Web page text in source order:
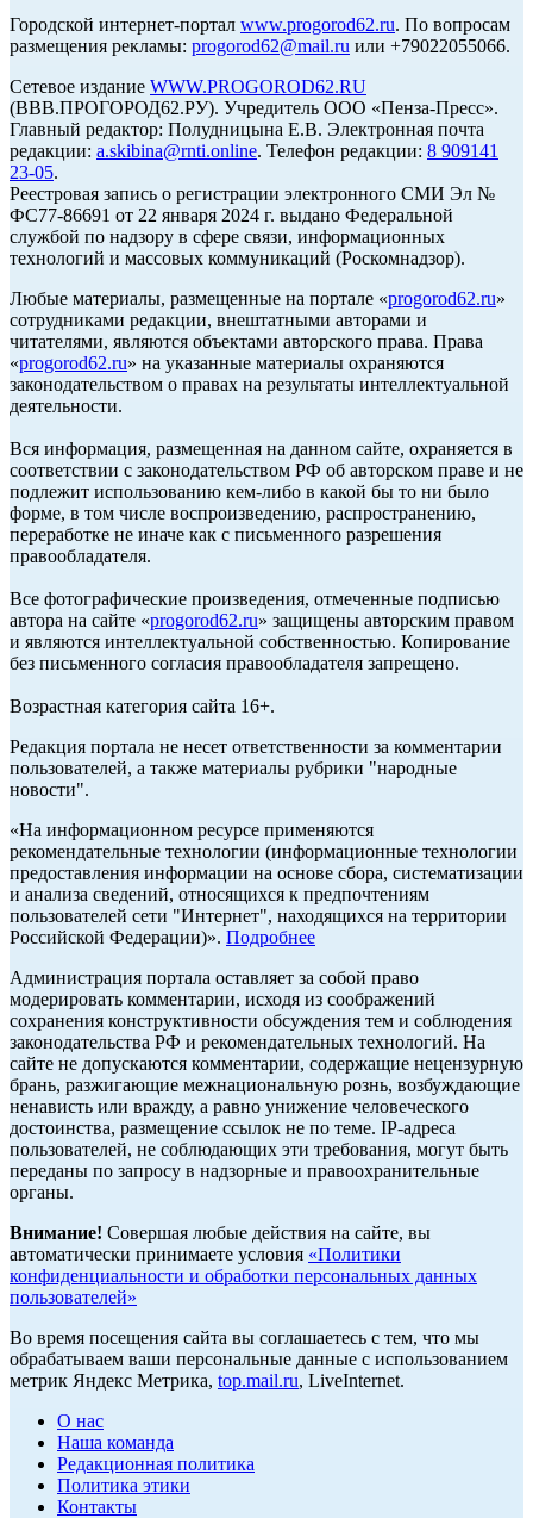
Городской интернет-портал www.progorod62.ru. По вопросам
размещения рекламы: progorod62@mail.ru или +79022055066.
Сетевое издание WWW.PROGOROD62.RU
(ВВВ.ПРОГОРОД62.РУ). Учредитель ООО «Пенза-Пресс».
Главный редактор: Полудницына Е.В. Электронная почта
редакции: a.skibina@rnti.online. Телефон редакции: 8 909141
23-05.
Реестровая запись о регистрации электронного СМИ Эл №
ФС77-86691 от 22 января 2024 г. выдано Федеральной
службой по надзору в сфере связи, информационных
технологий и массовых коммуникаций (Роскомнадзор).
Любые материалы, размещенные на портале «progorod62.ru»
сотрудниками редакции, внештатными авторами и
читателями, являются объектами авторского права. Права
«progorod62.ru» на указанные материалы охраняются
законодательством о правах на результаты интеллектуальной
деятельности.
Вся информация, размещенная на данном сайте, охраняется в
соответствии с законодательством РФ об авторском праве и не
подлежит использованию кем-либо в какой бы то ни было
форме, в том числе воспроизведению, распространению,
переработке не иначе как с письменного разрешения
правообладателя.
Все фотографические произведения, отмеченные подписью
автора на сайте «progorod62.ru» защищены авторским правом
и являются интеллектуальной собственностью. Копирование
без письменного согласия правообладателя запрещено.
Возрастная категория сайта 16+.
Редакция портала не несет ответственности за комментарии
пользователей, а также материалы рубрики "народные
новости".
«На информационном ресурсе применяются
рекомендательные технологии (информационные технологии
предоставления информации на основе сбора, систематизации
и анализа сведений, относящихся к предпочтениям
пользователей сети "Интернет", находящихся на территории
Российской Федерации)». Подробнее
Администрация портала оставляет за собой право
модерировать комментарии, исходя из соображений
сохранения конструктивности обсуждения тем и соблюдения
законодательства РФ и рекомендательных технологий. На
сайте не допускаются комментарии, содержащие нецензурную
брань, разжигающие межнациональную рознь, возбуждающие
ненависть или вражду, а равно унижение человеческого
достоинства, размещение ссылок не по теме. IP-адреса
пользователей, не соблюдающих эти требования, могут быть
переданы по запросу в надзорные и правоохранительные
органы.
Внимание! Совершая любые действия на сайте, вы
автоматически принимаете условия «Политики
конфиденциальности и обработки персональных данных
пользователей»
Во время посещения сайта вы соглашаетесь с тем, что мы
обрабатываем ваши персональные данные с использованием
метрик Яндекс Метрика, top.mail.ru, LiveInternet.
О нас
Наша команда
Редакционная политика
Политика этики
Контакты